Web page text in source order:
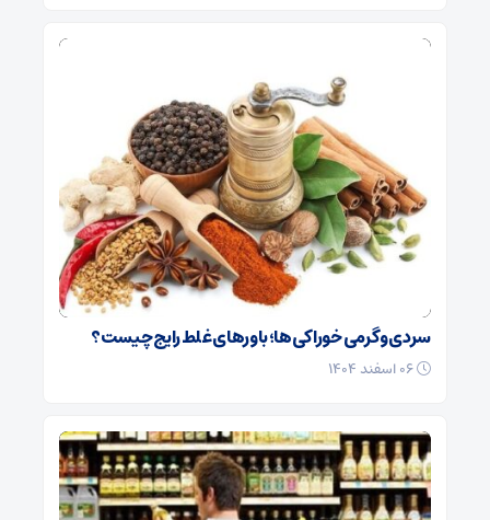
سردی و گرمی خوراکی‌ها؛ باورهای غلط رایج چیست؟